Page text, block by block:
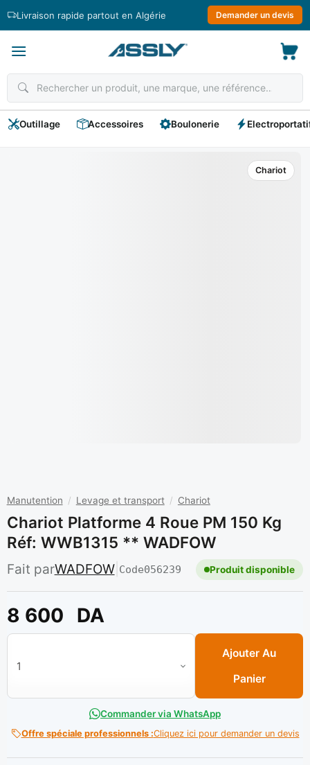
Livraison rapide partout en Algérie Demander un devis
Outillage Accessoires Boulonerie
Chariot
Manutention / Levage et transport / Chariot
Chariot Platforme 4 Roue PM 150 Kg
Réf: WWB1315 ** WADFOW
Fait parWADFOW| Code056239 Produit disponible
8 600 DA
quantité de Chariot Platforme 4 Roue PM 150 Kg Réf:
Ajouter Au
Panier
Commander via WhatsApp
Offre spéciale professionnels :Cliquez ici pour demander un devis